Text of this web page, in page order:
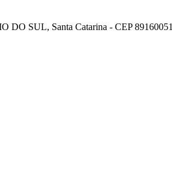
DO SUL, Santa Catarina - CEP 89160051